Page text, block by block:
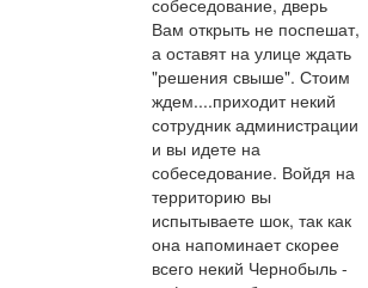
Вам открыть не поспешат,
а оставят на улице ждать
"решения свыше". Стоим
ждем....приходит некий
сотрудник администрации
и вы идете на
собеседование. Войдя на
территорию вы
испытываете шок, так как
она напоминает скорее
всего некий Чернобыль -